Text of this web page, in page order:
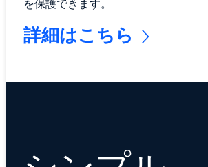
を保護できます。
詳細はこちら